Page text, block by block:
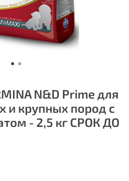
N&D Prime для
и крупных пород с
- 2,5 кг СРОК ДО